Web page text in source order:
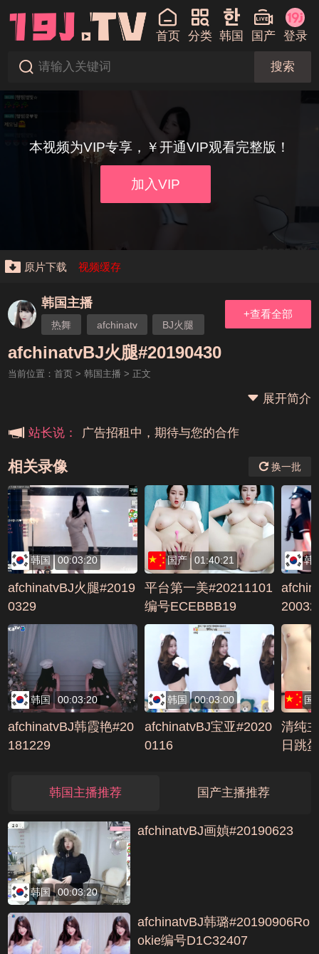
首页 分类 韩国 国产 登录
搜索
本视频为VIP专享，￥开通VIP观看完整版！
加入VIP
原片下载 视频缓存
韩国主播
热舞 afchinatv BJ火腿
+查看全部
afchinatvBJ火腿#20190430
当前位置： 首页> 韩国主播 > 正文
展开简介
站长说：
本站大事件(19j网站发展历程)
广告招租中，期待与您的合作
相关录像 换一批
韩国 00:03:20
afchinatvBJ火腿#2019
0329
国产 01:40:21
平台第一美#20211101
编号ECEBBB19
韩
韩国 00:03:20
afchinatvBJ韩霞艳#20
181229
韩国 00:03:00
afchinatvBJ宝亚#2020
0116
国
清纯
日跳
韩国主播推荐 国产主播推荐
韩国 00:03:20
afchinatvBJ画媜#20190623
afchinatvBJ韩璐#20190906Ro
okie编号D1C32407